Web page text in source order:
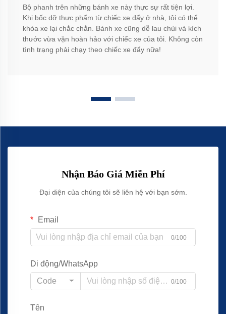
Bộ phanh trên những bánh xe này thực sự rất tiện lợi.
Khi bốc dỡ thực phẩm từ chiếc xe đẩy ở nhà, tôi có thể
khóa xe lại chắc chắn. Bánh xe cũng dễ lau chùi và kích
thước vừa vặn hoàn hảo với chiếc xe của tôi. Không còn
tình trạng phải chạy theo chiếc xe đẩy nữa!
Nhận Báo Giá Miễn Phí
Đại diện của chúng tôi sẽ liên hệ với bạn sớm.
Email
0/100
Di động/WhatsApp
Code
0/100
Tên